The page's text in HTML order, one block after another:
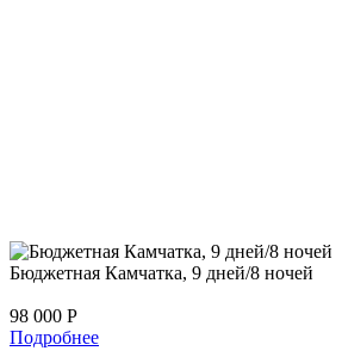
Бюджетная Камчатка, 9 дней/8 ночей
98 000 Р
Подробнее